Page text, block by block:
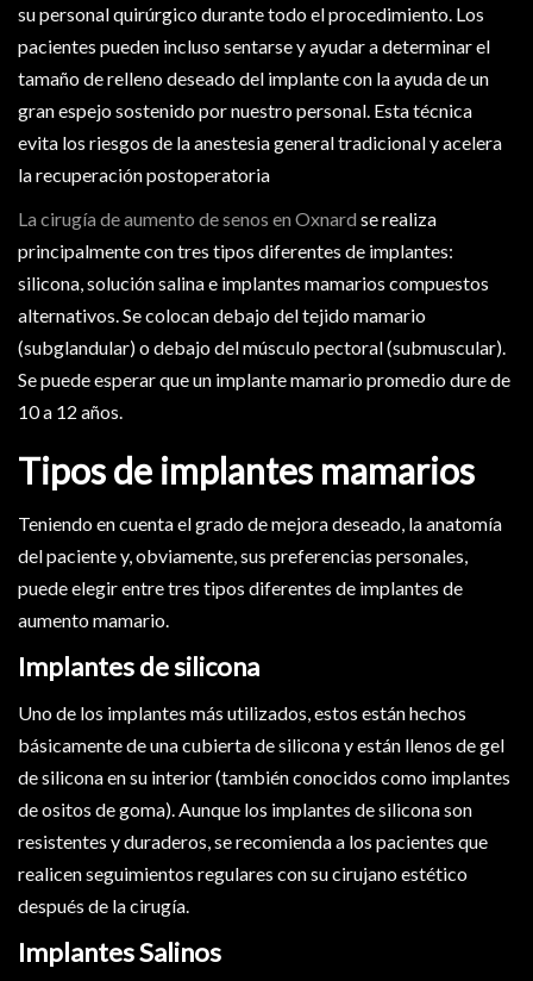
su personal quirúrgico durante todo el procedimiento. Los
pacientes pueden incluso sentarse y ayudar a determinar el
tamaño de relleno deseado del implante con la ayuda de un
gran espejo sostenido por nuestro personal. Esta técnica
evita los riesgos de la anestesia general tradicional y acelera
la recuperación postoperatoria
La cirugía de aumento de senos en Oxnard se realiza
principalmente con tres tipos diferentes de implantes:
silicona, solución salina e implantes mamarios compuestos
alternativos. Se colocan debajo del tejido mamario
(subglandular) o debajo del músculo pectoral (submuscular).
Se puede esperar que un implante mamario promedio dure de
10 a 12 años.
Tipos de implantes mamarios
Teniendo en cuenta el grado de mejora deseado, la anatomía
del paciente y, obviamente, sus preferencias personales,
puede elegir entre tres tipos diferentes de implantes de
aumento mamario.
Implantes de silicona
Uno de los implantes más utilizados, estos están hechos
básicamente de una cubierta de silicona y están llenos de gel
de silicona en su interior (también conocidos como implantes
de ositos de goma). Aunque los implantes de silicona son
resistentes y duraderos, se recomienda a los pacientes que
realicen seguimientos regulares con su cirujano estético
después de la cirugía.
Implantes Salinos